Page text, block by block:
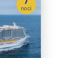
nocí